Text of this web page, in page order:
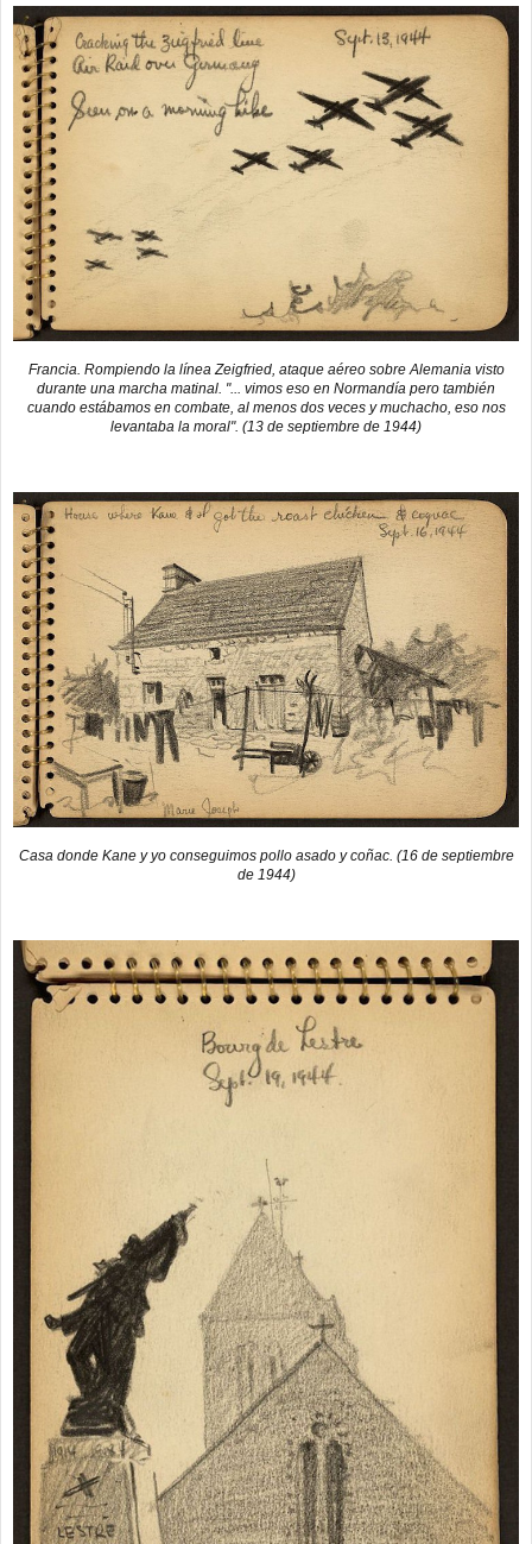
Francia. Rompiendo la línea Zeigfried, ataque aéreo sobre Alemania visto
durante una marcha matinal. "... vimos eso en Normandía pero también
cuando estábamos en combate, al menos dos veces y muchacho, eso nos
levantaba la moral". (13 de septiembre de 1944)
Casa donde Kane y yo conseguimos pollo asado y coñac. (16 de septiembre
de 1944)